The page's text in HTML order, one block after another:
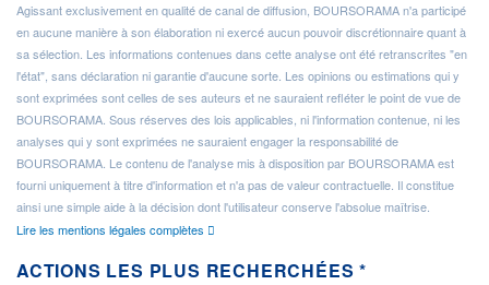
Agissant exclusivement en qualité de canal de diffusion, BOURSORAMA n'a participé
en aucune manière à son élaboration ni exercé aucun pouvoir discrétionnaire quant à
sa sélection. Les informations contenues dans cette analyse ont été retranscrites "en
l'état", sans déclaration ni garantie d'aucune sorte. Les opinions ou estimations qui y
sont exprimées sont celles de ses auteurs et ne sauraient refléter le point de vue de
BOURSORAMA. Sous réserves des lois applicables, ni l'information contenue, ni les
analyses qui y sont exprimées ne sauraient engager la responsabilité de
BOURSORAMA. Le contenu de l'analyse mis à disposition par BOURSORAMA est
fourni uniquement à titre d'information et n'a pas de valeur contractuelle. Il constitue
ainsi une simple aide à la décision dont l'utilisateur conserve l'absolue maîtrise.
Lire les mentions légales complètes
ACTIONS LES PLUS RECHERCHÉES *